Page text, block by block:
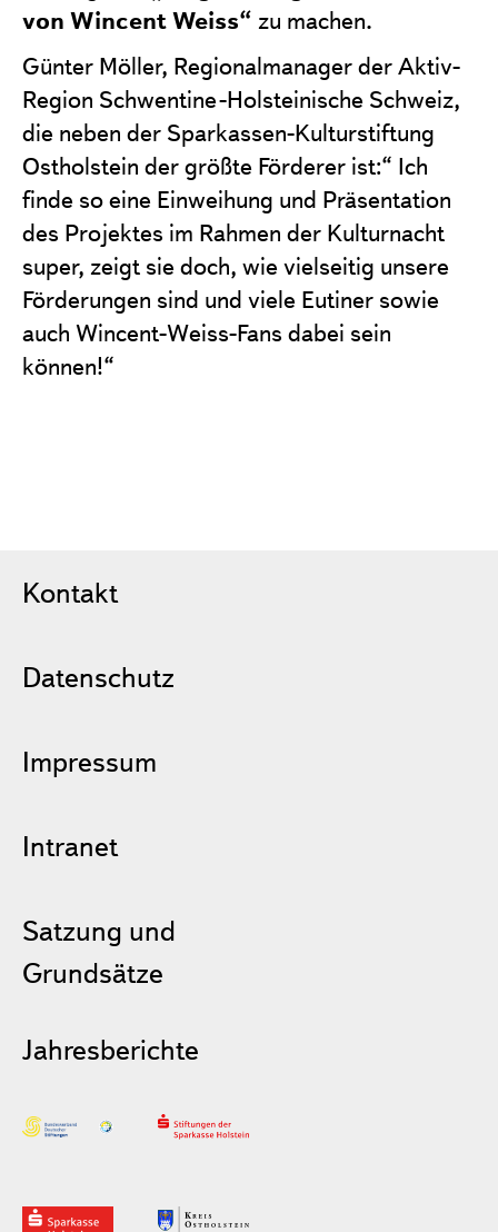
von Wincent Weiss“ zu machen.
Günter Möller, Regionalmanager der Aktiv-
Region Schwentine-Holsteinische Schweiz,
die neben der Sparkassen-Kulturstiftung
Ostholstein der größte Förderer ist:“ Ich
finde so eine Einweihung und Präsentation
des Projektes im Rahmen der Kulturnacht
super, zeigt sie doch, wie vielseitig unsere
Förderungen sind und viele Eutiner sowie
auch Wincent-Weiss-Fans dabei sein
können!“
Kontakt
Datenschutz
Impressum
Intranet
Satzung und
Grundsätze
Jahresberichte